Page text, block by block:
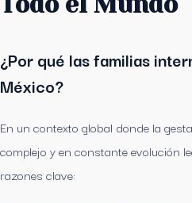
¿Por qué las familias
México?
En un contexto global donde la
complejo y en constante evolución
razones clave: